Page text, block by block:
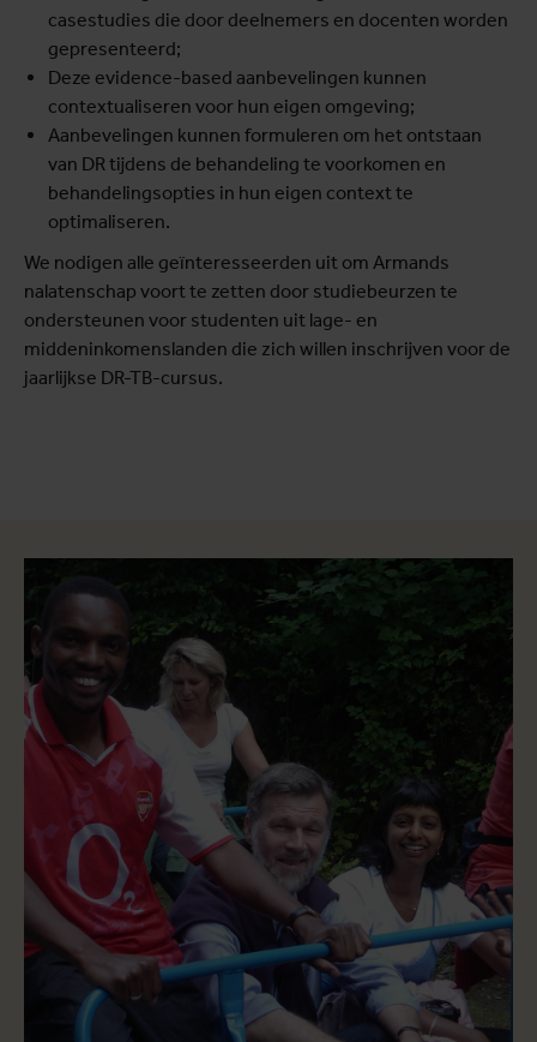
casestudies die door deelnemers en docenten worden
gepresenteerd;
Deze evidence-based aanbevelingen kunnen
contextualiseren voor hun eigen omgeving;
Aanbevelingen kunnen formuleren om het ontstaan
van DR tijdens de behandeling te voorkomen en
behandelingsopties in hun eigen context te
optimaliseren.
We nodigen alle geïnteresseerden uit om Armands
nalatenschap voort te zetten door studiebeurzen te
ondersteunen voor studenten uit lage- en
middeninkomenslanden die zich willen inschrijven voor de
jaarlijkse DR-TB-cursus.